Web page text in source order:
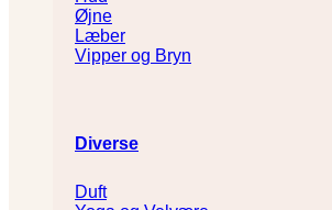
Øjne
Læber
Vipper og Bryn
Diverse
Duft